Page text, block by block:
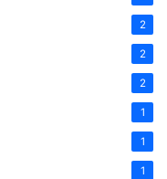
2
2
2
1
1
1